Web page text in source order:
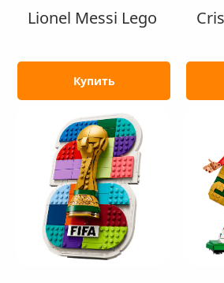
Lionel Messi Lego
Купить